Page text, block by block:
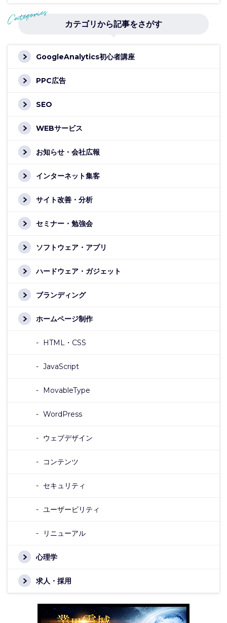
カテゴリから記事をさがす
GoogleAnalytics初心者講座
PPC広告
SEO
WEBサービス
お知らせ・会社広報
インターネット集客
サイト改善・分析
セミナー・勉強会
ソフトウェア・アプリ
ハードウェア・ガジェット
ブランディング
ホームページ制作
HTML・CSS
JavaScript
MovableType
WordPress
ウェブデザイン
コンテンツ
セキュリティ
ユーザービリティ
リニューアル
心理学
求人・採用